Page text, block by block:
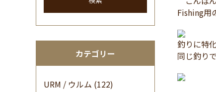
カテゴリー
URM / ウルム (122)
Fishing用
釣りに特
同じ釣り